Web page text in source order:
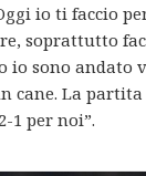
io ti faccio
soprattutto
io sono andato
cane. La partita
1 per noi”.